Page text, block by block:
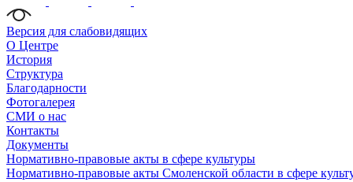
Версия для слабовидящих
О Центре
История
Структура
Благодарности
Фотогалерея
СМИ о нас
Контакты
Документы
Нормативно-правовые акты в сфере культуры
Нормативно-правовые акты Смоленской области в сфере